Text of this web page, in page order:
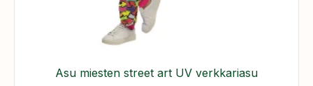
Asu miesten street art UV verkkariasu